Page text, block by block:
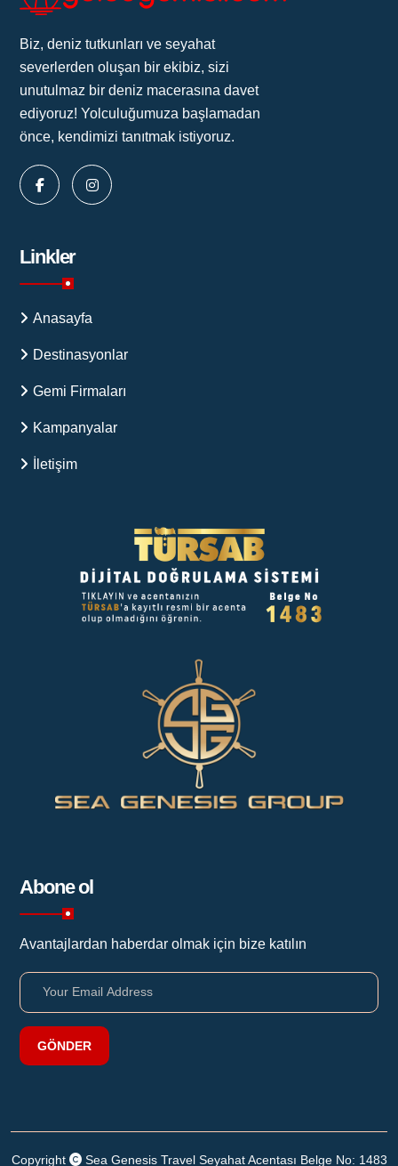
Biz, deniz tutkunları ve seyahat
severlerden oluşan bir ekibiz, sizi
unutulmaz bir deniz macerasına davet
ediyoruz! Yolculuğumuza başlamadan
önce, kendimizi tanıtmak istiyoruz.
Linkler
Anasayfa
Destinasyonlar
Gemi Firmaları
Kampanyalar
İletişim
Abone ol
Avantajlardan haberdar olmak için bize katılın
GÖNDER
Copyright Sea Genesis Travel Seyahat Acentası Belge No: 1483